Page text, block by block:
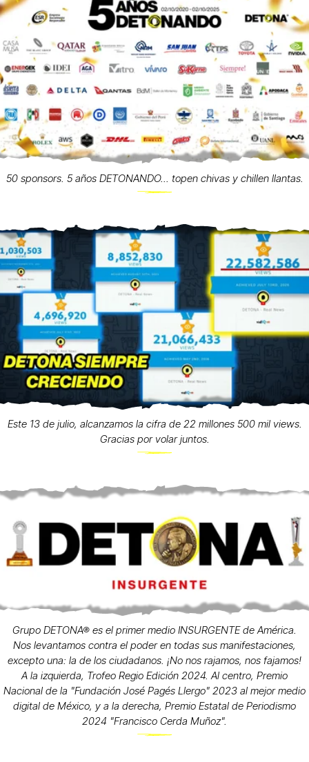
50 sponsors. 5 años DETONANDO... topen chivas y chillen llantas.
Este 13 de julio, alcanzamos la cifra de 22 millones 500 mil views.
Gracias por volar juntos.
Grupo DETONA® es el primer medio INSURGENTE de América.
Nos levantamos contra el poder en todas sus manifestaciones,
excepto una: la de los ciudadanos. ¡No nos rajamos, nos fajamos!
A la izquierda, Trofeo Regio Edición 2024. Al centro, Premio
Nacional de la "Fundación José Pagés Llergo" 2023 al mejor medio
digital de México, y a la derecha, Premio Estatal de Periodismo
2024 "Francisco Cerda Muñoz".